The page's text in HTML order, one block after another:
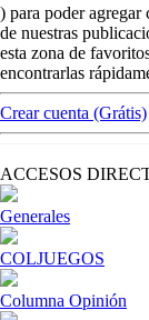
ATENCION
[ Cerrar X ]
Advertisement
) para poder agregar
de nuestras
esta zona de
encontrarlas
Crear cuenta (Grátis)
ACCESOS
Generales
COLJUEGOS
Columna Opinión